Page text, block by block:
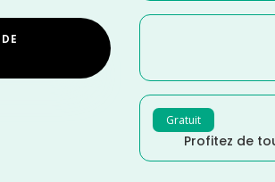
Gratuit
Profitez de